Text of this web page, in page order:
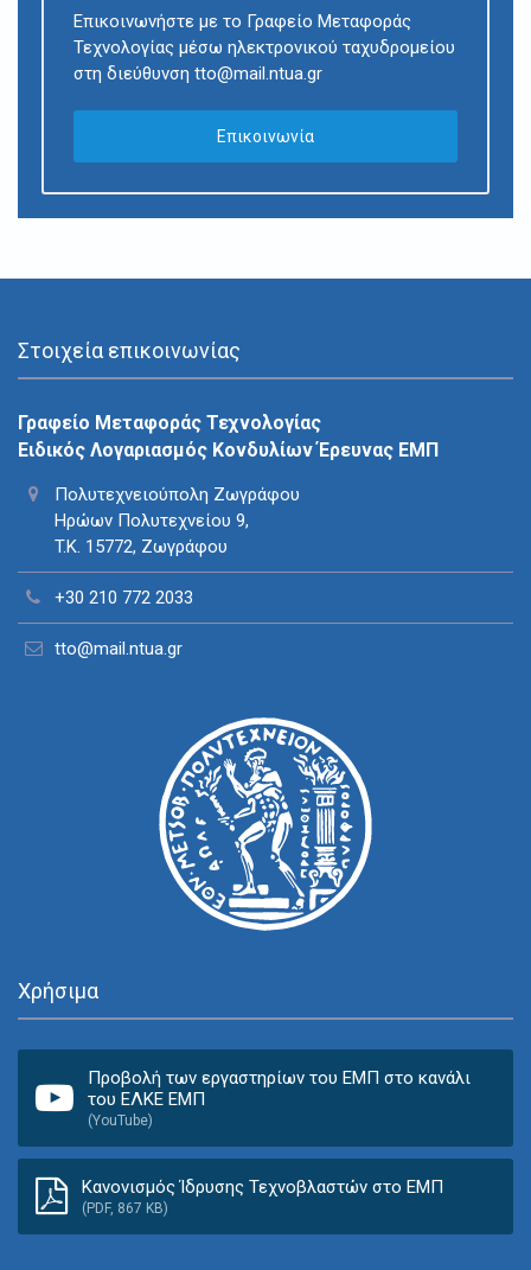
Επικοινωνήστε με το Γραφείο Μεταφοράς
Τεχνολογίας μέσω ηλεκτρονικού ταχυδρομείου
στη διεύθυνση tto@mail.ntua.gr
Επικοινωνία
Στοιχεία επικοινωνίας
Γραφείο Μεταφοράς Τεχνολογίας
Ειδικός Λογαριασμός Κονδυλίων Έρευνας ΕΜΠ
Πολυτεχνειούπολη Ζωγράφου
Ηρώων Πολυτεχνείου 9,
T.K. 15772, Ζωγράφου
+30 210 772 2033
tto@mail.ntua.gr
Χρήσιμα
Προβολή των εργαστηρίων του ΕΜΠ στο κανάλι
του ΕΛΚΕ ΕΜΠ
(YouTube)
Κανονισμός Ίδρυσης Τεχνοβλαστών στο ΕΜΠ
(PDF, 867 KB)